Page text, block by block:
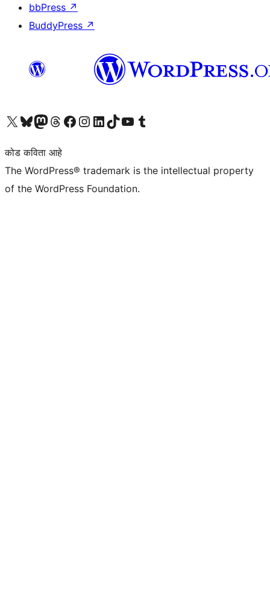
bbPress ↗
BuddyPress ↗
आमच्या X (एक्स) (पूर्वीचे ट्विटर) खात्याला भेट द्या आमच्या ब्लूस्की खात्याला भेट द्या.आमच्या Mastodon खात्याला भेट द्या.आमच्या थ्रेड्स खात्याला भेट द्या. आमच्या फेसबुक पेजला भेट द्या आमच्या इंस्टाग्राम खात्याला भेट द्या आमच्या लिंक्डइन खात्याला भेट द्या आमच्या टिकटॉक अकाउंटला भेट द्या.आमच्या यूट्यूब चॅनेलला भेट द्या आमच्या टंबलर खात्याला भेट द्या.
कोड कविता आहे
The WordPress® trademark is the intellectual property
of the WordPress Foundation.